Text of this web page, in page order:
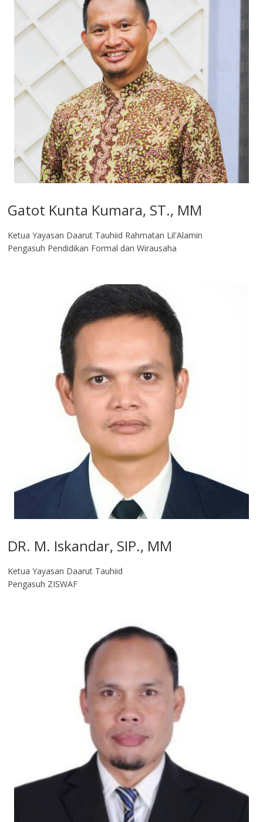
Gatot Kunta Kumara, ST., MM
Ketua Yayasan Daarut Tauhiid Rahmatan Lil'Alamin
Pengasuh Pendidikan Formal dan Wirausaha
DR. M. Iskandar, SIP., MM
Ketua Yayasan Daarut Tauhiid
Pengasuh ZISWAF